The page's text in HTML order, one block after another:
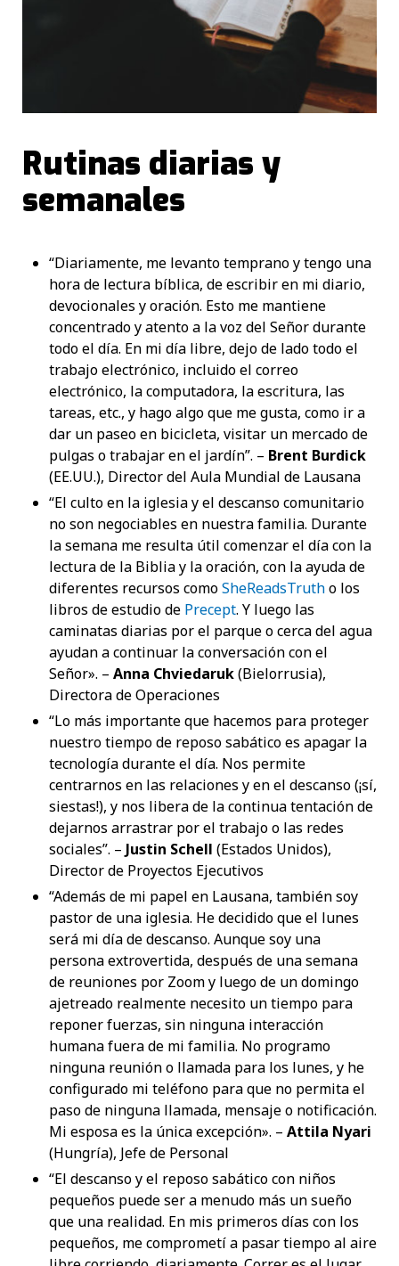
Rutinas diarias y
semanales
“Diariamente, me levanto temprano y tengo una
hora de lectura bíblica, de escribir en mi diario,
devocionales y oración. Esto me mantiene
concentrado y atento a la voz del Señor durante
todo el día. En mi día libre, dejo de lado todo el
trabajo electrónico, incluido el correo
electrónico, la computadora, la escritura, las
tareas, etc., y hago algo que me gusta, como ir a
dar un paseo en bicicleta, visitar un mercado de
pulgas o trabajar en el jardín”. – Brent Burdick
(EE.UU.), Director del Aula Mundial de Lausana
“El culto en la iglesia y el descanso comunitario
no son negociables en nuestra familia. Durante
la semana me resulta útil comenzar el día con la
lectura de la Biblia y la oración, con la ayuda de
diferentes recursos comoSheReadsTrutho los
libros de estudio de Precept. Y luego las
caminatas diarias por el parque o cerca del agua
ayudan a continuar la conversación con el
Señor». – Anna Chviedaruk(Bielorrusia),
Directora de Operaciones
“Lo más importante que hacemos para proteger
nuestro tiempo de reposo sabático es apagar la
tecnología durante el día. Nos permite
centrarnos en las relaciones y en el descanso (¡sí,
siestas!), y nos libera de la continua tentación de
dejarnos arrastrar por el trabajo o las redes
sociales”. – Justin Schell (Estados Unidos),
Director de Proyectos Ejecutivos
“Además de mi papel en Lausana, también soy
pastor de una iglesia. He decidido que el lunes
será mi día de descanso. Aunque soy una
persona extrovertida, después de una semana
de reuniones por Zoom y luego de un domingo
ajetreado realmente necesito un tiempo para
reponer fuerzas, sin ninguna interacción
humana fuera de mi familia. No programo
ninguna reunión o llamada para los lunes, y he
configurado mi teléfono para que no permita el
paso de ninguna llamada, mensaje o notificación.
Mi esposa es la única excepción». – Attila Nyari
(Hungría), Jefe de Personal
“El descanso y el reposo sabático con niños
pequeños puede ser a menudo más un sueño
que una realidad. En mis primeros días con los
pequeños, me comprometí a pasar tiempo al aire